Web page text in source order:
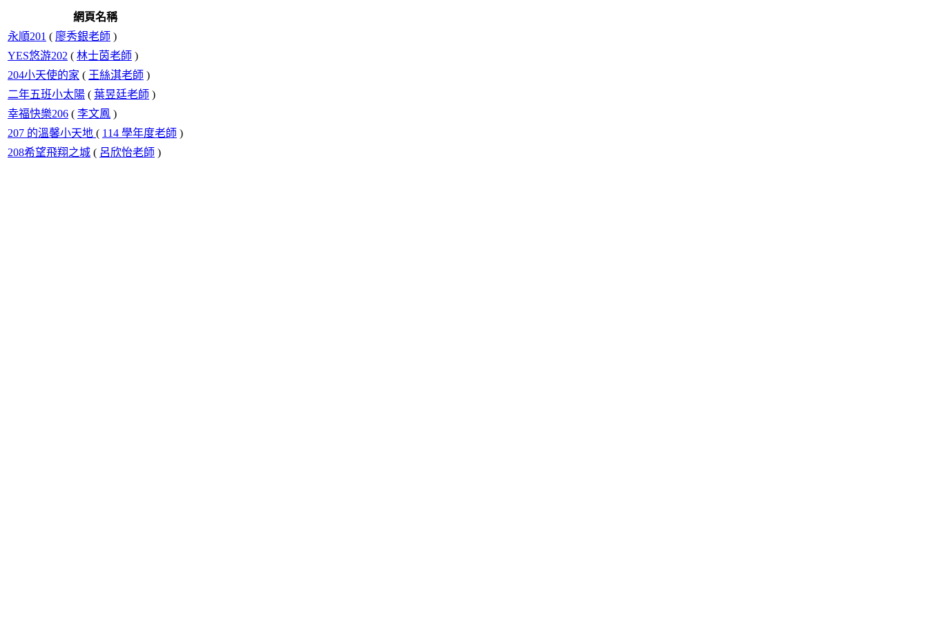
網頁名稱
永順201 ( 廖秀銀老師 )
YES悠游202 ( 林士茵老師 )
204小天使的家 ( 王絲淇老師 )
二年五班小太陽 ( 葉昱廷老師 )
幸福快樂206 ( 李文鳳 )
207 的溫馨小天地 ( 114 學年度老師 )
208希望飛翔之城 ( 呂欣怡老師 )